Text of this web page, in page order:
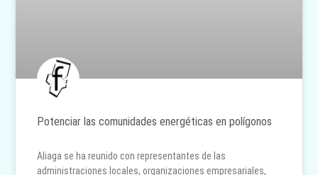
Potenciar las comunidades energéticas en polígonos
Aliaga se ha reunido con representantes de las
administraciones locales, organizaciones empresariales,